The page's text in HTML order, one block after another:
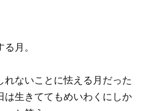
る月。
れないことに怯える月だった
は生きててもめいわくにしか